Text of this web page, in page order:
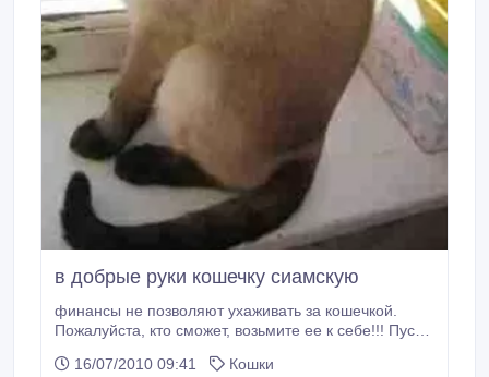
в добрые руки кошечку сиамскую
финансы не позволяют ухаживать за кошечкой.
Пожалуйста, кто сможет, возьмите ее к себе!!! Пусть
16/07/2010 09:41
Кошки